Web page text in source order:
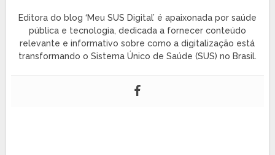
Editora do blog ‘Meu SUS Digital’ é apaixonada por saúde
pública e tecnologia, dedicada a fornecer conteúdo
relevante e informativo sobre como a digitalização está
transformando o Sistema Único de Saúde (SUS) no Brasil.